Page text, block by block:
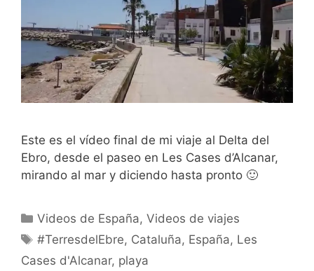
Este es el vídeo final de mi viaje al Delta del
Ebro, desde el paseo en Les Cases d’Alcanar,
mirando al mar y diciendo hasta pronto 🙂
Categorías
Videos de España,Videos de viajes
Etiquetas
#TerresdelEbre, Cataluña, España, Les
Cases d'Alcanar, playa